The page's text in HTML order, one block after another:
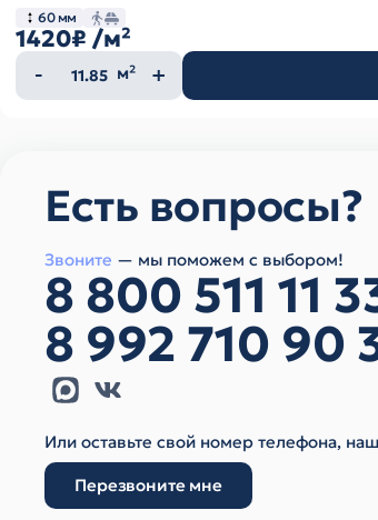
60 мм
1420₽ /м²
Количество
товара
м²
Есть вопросы?
Звоните — мы поможем с выбором!
8 800 511 11
8 992 710 90
Или оставьте свой номер телефона,
Перезвоните мне